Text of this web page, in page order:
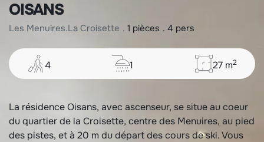
OISANS
les menuires la croisette 1 pièces 4 pers
4 1 27 m2
La résidence Oisans, avec ascenseur, se situe au coeur
du quartier de la Croisette, centre des Menuires, au pied
des pistes, et à 20 m du départ des cours de ski. Vous